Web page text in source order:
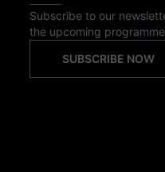
Subscribe to our
the upcoming
SUBSCRIBE NOW